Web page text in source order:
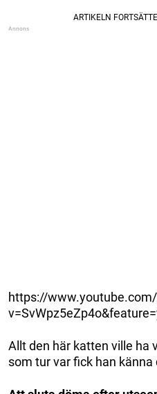
https://
Allt den här katten ville ha
som tur var fick han känna